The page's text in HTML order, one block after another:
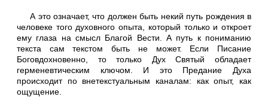
А это означает, что должен быть некий путь рождения в
человеке того духовного опыта, который только и откроет
ему глаза на смысл Благой Вести. А путь к пониманию
текста сам текстом быть не может. Если Писание
Боговдохновенно, то только Дух Святый обладает
герменевтическим ключом. И это Предание Духа
происходит по внетекстуальным каналам: как опыт, как
ощущение.